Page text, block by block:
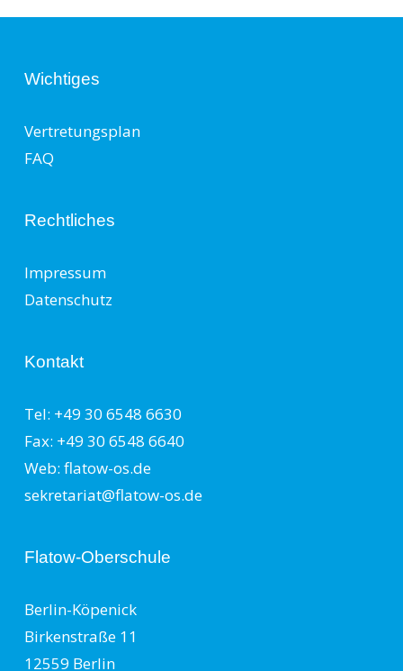
Wichtiges
Vertretungsplan
FAQ
Rechtliches
Impressum
Datenschutz
Kontakt
Tel: +49 30 6548 6630
Fax: +49 30 6548 6640
Web: flatow-os.de
sekretariat@flatow-os.de
Flatow-Oberschule
Berlin-Köpenick
Birkenstraße 11
12559 Berlin